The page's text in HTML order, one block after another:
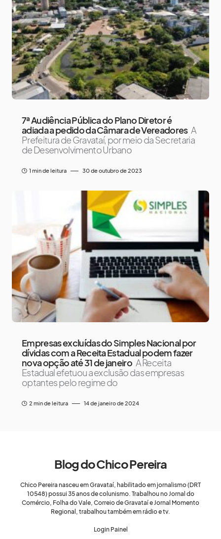
7ª Audiência Pública do Plano Diretor é
adiada a pedido da Câmara de Vereadores A
Prefeitura de Gravataí, por meio da Secretaria
de Desenvolvimento Urbano
1 min de leitura 30 de outubro de 2023
Empresas excluídas do Simples Nacional por
dívidas com a Receita Estadual podem fazer
nova opção até 31 de janeiro A Receita
Estadual efetuou a exclusão das empresas
optantes pelo regime do
2 min de leitura 14 de janeiro de 2024
Blog do Chico Pereira
Chico Pereira nasceu em Gravataí, habilitado em jornalismo (DRT
10548) possui 35 anos de colunismo. Trabalhou no Jornal do
Comércio, Folha do Vale, Correio de Gravataí e Jornal Momento
Regional, trabalhou também em rádio e tv.
Login Painel